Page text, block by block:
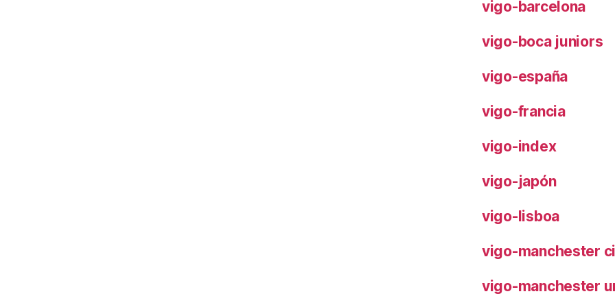
vigo-barcelona
vigo-boca juniors
vigo-españa
vigo-francia
vigo-index
vigo-japón
vigo-lisboa
vigo-manchester
vigo-manchester